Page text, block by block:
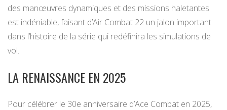
des manœuvres dynamiques et des missions haletantes
est indéniable, faisant d’Air Combat 22 un jalon important
dans l’histoire de la série qui redéfinira les simulations de
vol.
LA RENAISSANCE EN 2025
Pour célébrer le 30e anniversaire d’Ace Combat en 2025,